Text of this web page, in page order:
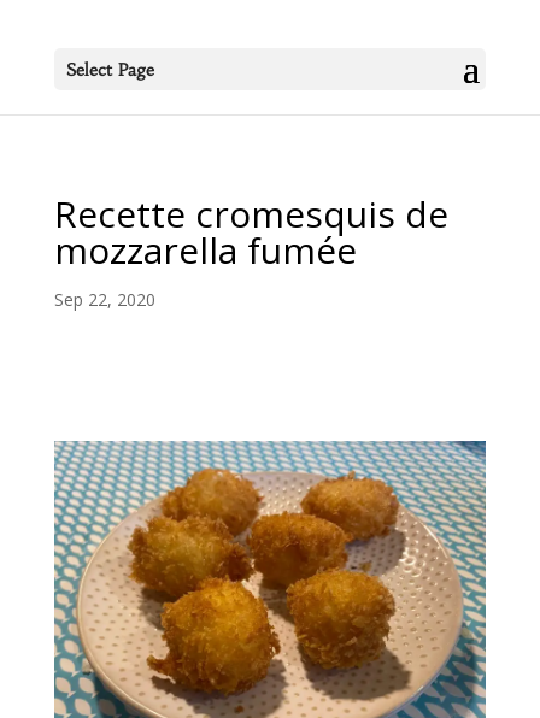
Select Page
Recette cromesquis de
mozzarella fumée
Sep 22, 2020